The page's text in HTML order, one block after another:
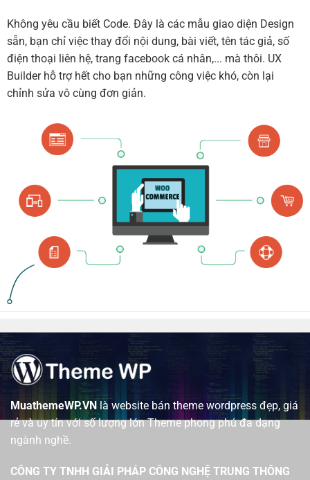
Không yêu cầu biết Code. Đây là các mẫu giao diện Design
sẵn, bạn chỉ việc thay đổi nội dung, bài viết, tên tác giả, số
điện thoại liên hệ, trang facebook cá nhân,... mà thôi. UX
Builder hỗ trợ hết cho bạn những công việc khó, còn lại
chỉnh sửa vô cùng đơn giản.
MuathemeWP.VNlà website bán theme wordpress đẹp, giá
rẻ và uy tín với số lượng lớn Theme phong phú đa dạng
ngành nghề.
CÔNG TY TNHH GIẢI PHÁP CÔNG NGHỆ TRUNG THÔNG